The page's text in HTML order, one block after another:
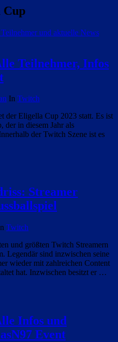
Cup
Teilnehmer, Infos
In Twitch
der Eligella Cup 2023 statt. Es ist
der in diesem Jahr als
der Twitch Szene ist es
Streamer
Twitch
und größten Twitch Streamern
Legendär sind inzwischen seine
wieder mit zahlreichen Content
hat. Inzwischen besitzt er …
Infos und
Event